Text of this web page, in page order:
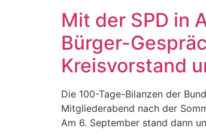
Mit der SPD in
Bürger-
Kreisvorstand
Die 100-Tage-Bilanzen der
Mitgliederabend nach der
Am 6. September stand dann